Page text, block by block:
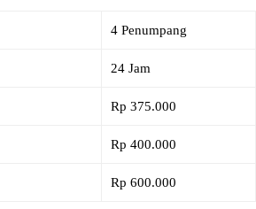
4 Penumpang
24 Jam
Rp 375.000
Rp 400.000
Rp 600.000